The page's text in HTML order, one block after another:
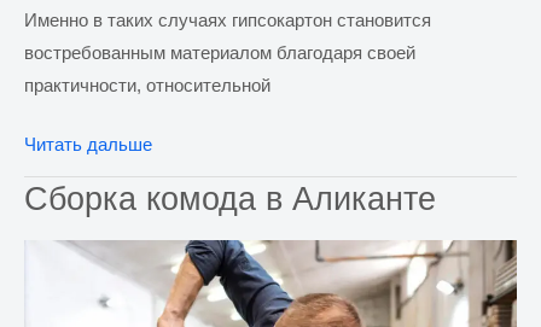
Именно в таких случаях гипсокартон становится
востребованным материалом благодаря своей
практичности, относительной
Монтаж
перегородок
из
гипсокартона
Аликанте
Читать дальше
Сборка комода в Аликанте